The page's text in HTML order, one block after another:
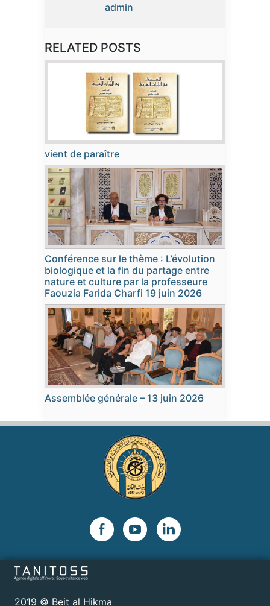
admin
RELATED POSTS
vient de paraître
Conférence sur le thème : L’évolution
biologique et la fin du partage entre
nature et culture par la professeure
Faouzia Farida Charfi 19 juin 2026
Assemblée générale – 13 juin 2026
2019 © Beit al Hikma